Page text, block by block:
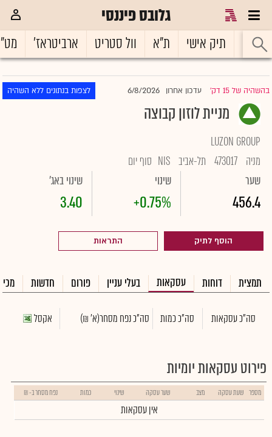
גלובס פיננסי
ראשי תיק אישי ת"א וול סטריט ארביטראז'
בהשהיה של 15 דק' |עדכון אחרון 6/8/2026 לצפות בנתונים ללא השהיה
מניית לוזון קבוצה
LUZON GROUP
מניה 473017 תל-אביב NIS סוף יום
שער
456.4
שינוי
+0.75%
שינוי באג'
3.40
הוסף לתיק התראות
תמצית דוחות עסקאות בעלי עניין פורום חדשות
סה"כ עסקאות סה"כ כמות סה"כ נפח מסחר(א' ₪) אקסל
פירוט עסקאות יומיות
מספר שעת עסקה מצב שער עסקה שינוי כמות נפח מסחר ב- ₪
אין עסקאות